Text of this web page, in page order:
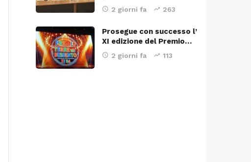
2 giorni fa 263
Prosegue con successo l’
XI edizione del Premio…
2 giorni fa 113